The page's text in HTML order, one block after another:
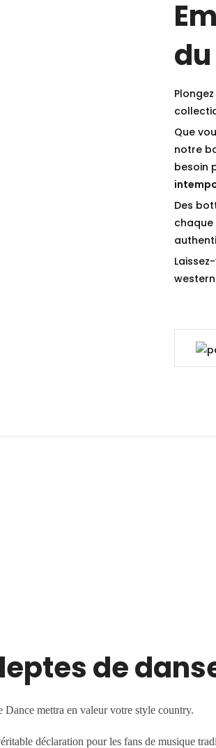
Que
notre
besoin
Des
de
mettra en valeur votre style country.
déclaration pour les fans de musique